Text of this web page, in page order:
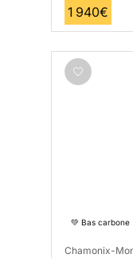
1 940€
💚 Bas carbone
Chamonix-